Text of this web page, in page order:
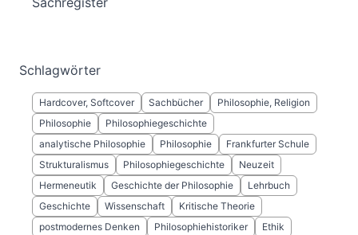
Schlagwörter
Hardcover, Softcover Sachbücher
Philosophie, Religion
Philosophie
Philosophiegeschichte
analytische Philosophie
Philosophie
Frankfurter Schule
Strukturalismus
Philosophiegeschichte
Neuzeit
Hermeneutik
Geschichte der Philosophie
Lehrbuch
Geschichte
Wissenschaft
Kritische Theorie
postmodernes Denken
Philosophiehistoriker Ethik